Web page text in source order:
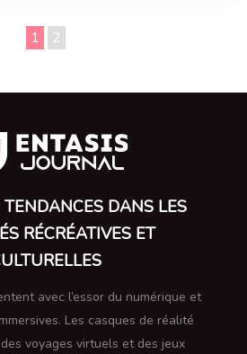
1 2
DANS LES
RÉCRÉATIVES ET
avec l’essor du numérique et
Les casques de réalité
voyages virtuels et des jeux